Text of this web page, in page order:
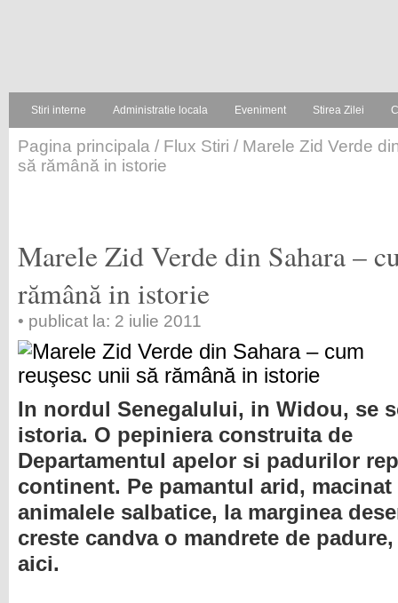
Stiri interne Administratie locala Eveniment Stirea Zilei
Pagina principala / Flux Stiri / Marele Zid Verde
să rămână in istorie
Marele Zid Verde din Sahara –
rămână in istorie
• publicat la: 2 iulie 2011
In nordul Senegalului, in Widou, se
istoria. O pepiniera construita de
Departamentul apelor si padurilor
continent. Pe pamantul arid,
animalele salbatice, la marginea
creste candva o mandrete de
aici.